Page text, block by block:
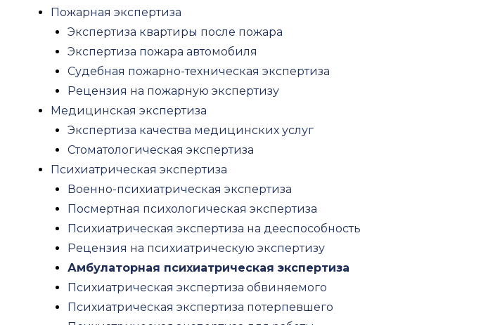
Пожарная экспертиза
Экспертиза квартиры после пожара
Экспертиза пожара автомобиля
Судебная пожарно-техническая экспертиза
Рецензия на пожарную экспертизу
Медицинская экспертиза
Экспертиза качества медицинских услуг
Стоматологическая экспертиза
Психиатрическая экспертиза
Военно-психиатрическая экспертиза
Посмертная психологическая экспертиза
Психиатрическая экспертиза на дееспособность
Рецензия на психиатрическую экспертизу
Амбулаторная психиатрическая экспертиза
Психиатрическая экспертиза обвиняемого
Психиатрическая экспертиза потерпевшего
Вопросы и ответы
Блог
Контакты
Оценка
Оценка недвижимости
Оценка зданий и сооружений
Оценка коммерческой недвижимости
Оценка офисов
Оценка складской недвижимости
Оценка земельного участка
Оценка недостроя
Оценка стоимости дома
Оценка стоимости квартиры
Оспаривание кадастровой стоимости